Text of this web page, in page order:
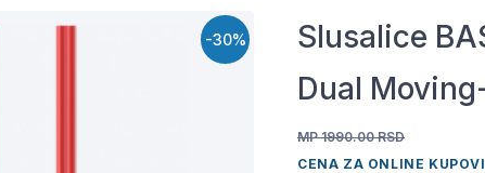
-30%
Slusalice
Dual
MP 1990.00 RSD
CENA ZA ONLINE